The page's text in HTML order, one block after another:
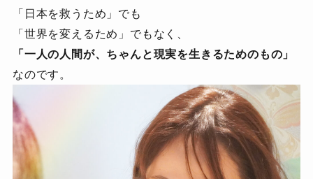
「日本を救うため」でも
「世界を変えるため」でもなく、
「一人の人間が、ちゃんと現実を生きるためのもの」
なのです。